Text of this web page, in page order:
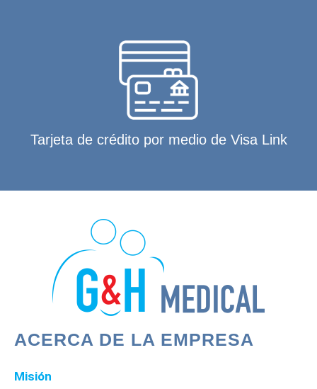
Tarjeta de crédito por medio de Visa Link
ACERCA DE LA EMPRESA
Misión